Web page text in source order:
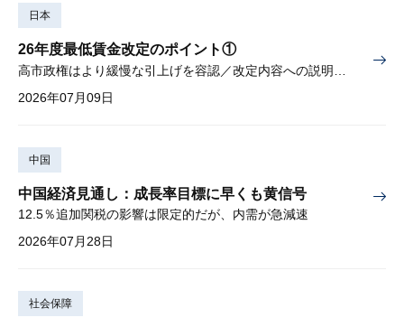
日本
26年度最低賃金改定のポイント①
2026年07月09日
中国
中国経済見通し：成長率目標に早くも黄信号
12.5％追加関税の影響は限定的だが、内需が急減速
2026年07月28日
社会保障